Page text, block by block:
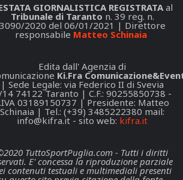
GIORNALISTICA REGISTRATAal
Tribunale di Taranto n. 39 reg. n.
3090/2020 del 06/01/2021 | Direttore
responsabile Matteo Schinaia
Edita dall' Agenzia di
Ki.Fra
| Sede Legale: via Federico II di Svevia
74122 Taranto | C.F.: 90255850738 -
03189150737 | Presidente: Matteo
Schinaia | Tel.: (+39) 3485222380 mail:
info@kifra.it - sito web: kifra.it
TuttoSportPuglia.com - Tutti i diritti
E' concessa la riproduzione parziale
contenuti testuali e multimediali presenti